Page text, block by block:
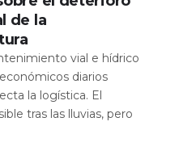
de la
vial e hídrico
diarios
la logística. El
tras las lluvias, pero